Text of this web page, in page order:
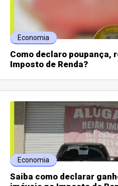
Economia
Como declaro poupança,
Imposto de Renda?
Economia
Saiba como declarar